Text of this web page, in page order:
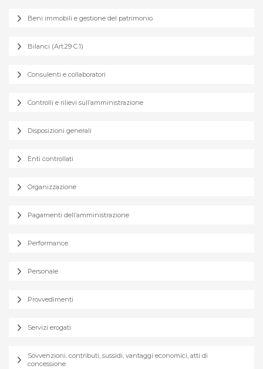
Beni immobili e gestione del patrimonio
Bilanci (Art.29 C.1)
Consulenti e collaboratori
Controlli e rilievi sull’amministrazione
Disposizioni generali
Enti controllati
Organizzazione
Pagamenti dell’amministrazione
Performance
Personale
Provvedimenti
Servizi erogati
Sovvenzioni, contributi, sussidi, vantaggi economici, atti di
concessione